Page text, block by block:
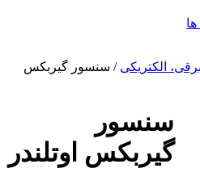
الکتریکی / سنسور گیربکس
سنسور
گیربکس اوتلندر